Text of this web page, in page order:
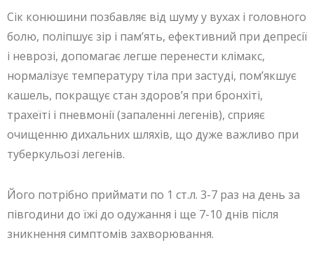
Сік конюшини позбавляє від шуму у вухах і головного
болю, поліпшує зір і пам’ять, ефективний при депресії
і неврозі, допомагає легше перенести клімакс,
нормалізує температуру тіла при застуді, пом’якшує
кашель, покращує стан здоров’я при бронхіті,
трахеїті і пневмонії (запаленні легенів), сприяє
очищенню дихальних шляхів, що дуже важливо при
туберкульозі легенів.
Його потрібно приймати по 1 ст.л. 3-7 раз на день за
півгодини до їжі до одужання і ще 7-10 днів після
зникнення симптомів захворювання.